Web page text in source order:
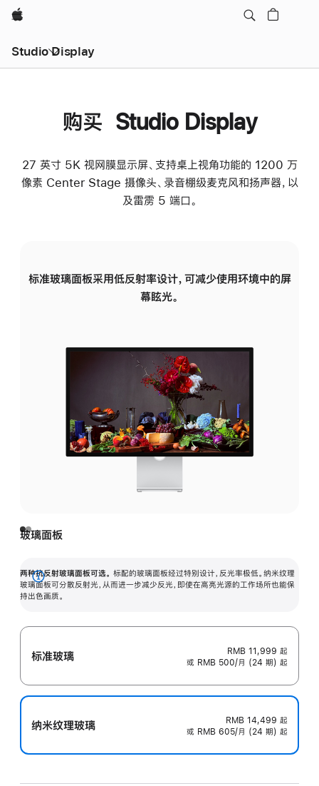
Apple
Studio Display
购买 Studio Display
27 英寸 5K 视网膜显示屏、支持桌上视角功能的 1200 万
像素 Center Stage 摄像头、录音棚级麦克风和扬声器，以
及雷雳 5 端口。
标准玻璃面板采用低反射率设计，可减少使用环境中的屏
幕眩光。
玻璃面板
两种抗反射玻璃面板可选。 标配的玻璃面板经过特别设计，反光率极低。纳米纹理
玻璃面板可分散反射光，从而进一步减少反光，即使在高亮光源的工作场所也能保
持出色画质。
展
开
标准玻璃 RMB 11,999 起
或 RMB 500/月 (24 期) 起
纳米纹理玻璃 RMB 14,499 起
或 RMB 605/月 (24 期) 起